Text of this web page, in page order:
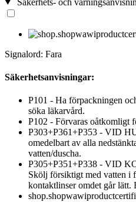
Signalord: Fara
Säkerhetsanvisningar:
P101 - Ha förpackningen
söka läkarvård.
P102 - Förvaras oåtkomligt
P303+P361+P353 - VID
omedelbart av alla
vatten/duscha.
P305+P351+P338 - VID
Skölj försiktigt med vatten i
kontaktlinser omdet går lätt.